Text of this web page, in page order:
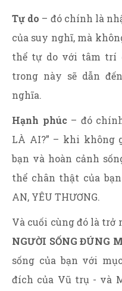
Tự do – đó chính là
của suy nghĩ, mà
thể tự do với tâm trí
trong này sẽ dẫn
nghĩa.
Hạnh phúc – đó
LÀ AI?” – khi không
bạn và hoàn cảnh
thể chân thật của
AN, YÊU THƯƠNG.
Và cuối cùng đó là trở
NGƯỜI SỐNG ĐÚNG
sống của bạn với
đích của Vũ trụ - và